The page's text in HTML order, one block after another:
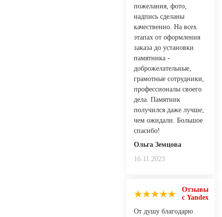
пожелания, фото,
надпись сделаны
качественно. На всех
этапах от оформления
заказа до установки
памятника -
доброжелательные,
грамотные сотрудники,
профессионалы своего
дела. Памятник
получился даже лучше,
чем ожидали. Большое
спасибо!
Ольга Земцова
16.11.2023
Отзывы
с Yandex
От душу благодарю